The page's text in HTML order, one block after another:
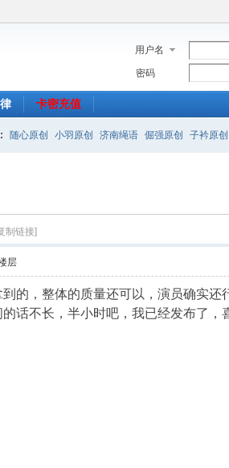
用户名
密码
卡密充值
随心原创 小羽原创 济南绳语 倔强原创 子衿原创
制链接]
层
的，整体的质量还可以，演员确实还
话不长，半小时吧，我已经发布了，